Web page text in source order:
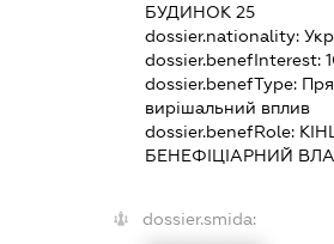
БУДИНОК 25
dossier.nationality:
dossier.benefInterest:
dossier.benefType:
вирішальний вплив
dossier.benefRole:
БЕНЕФІЦІАРНИЙ
dossier.smida: